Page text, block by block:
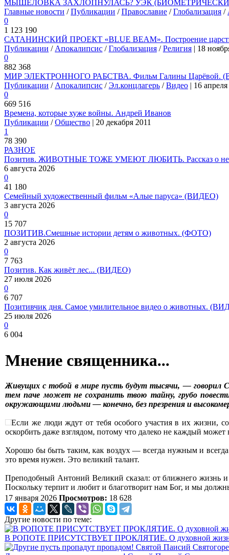
МЫШЕЛОВКА ЗАХЛОПНУЛАСЬ? УЭК
Главные новости /Публикации /Православие /Глобализация /
0
1 123 190
САТАНИНСКИЙ ПРОЕКТ «BLUE BEAM». Построение
Публикации / Апокалипсис /Глобализация /Религия | 18
0
882 368
МИР ЭЛЕКТРОННОГО РАБСТВА. Фильм Галины Царёвой.
Публикации / Апокалипсис /Эл.концлагерь /Видео | 16
0
669 516
Времена, которые хуже войны. Андрей Иванов
Публикации /Общество | 20 декабря 2011
1
78 390
РАЗНОЕ
Позитив. ЖИВОТНЫЕ ТОЖЕ УМЕЮТ ЛЮБИТЬ. Рассказ о
6 августа 2026
0
41 180
Семейный художественный фильм «Алые паруса» (ВИДЕО)
3 августа 2026
0
15 707
ПОЗИТИВ.Смешные истории детям о животных. (ФОТО)
2 августа 2026
0
7 763
Позитив. Как живёт лес... (ВИДЕО)
27 июля 2026
0
6 707
Позитивчик дня. Самое умилительное видео о животных.
25 июля 2026
0
6 004
Мнение священника...
Живущих с тобой в мире пусть будут тысячи, — говорил
тем паче может не сохранить твою тайну, грубо
окружающими людьми — конечно, без презрения и
Если же люди ждут от тебя особого участия в их жизни,
оскорбить даже взглядом, потому что далеко не каждый
Хорошо бы быть таким, как воздух — всегда нужным и всегда
это время нужен. Это великий талант.
Преподобный Антоний Великий сказал: от ближнего жизнь
Поскольку терпит и любит и благотворит нам Бог, и мы
17 января 2026 Просмотров: 18 628
Другие новости по теме:
В РОПОТЕ ПРИСУТСТВУЕТ ПРОКЛЯТИЕ. О духовной жизни